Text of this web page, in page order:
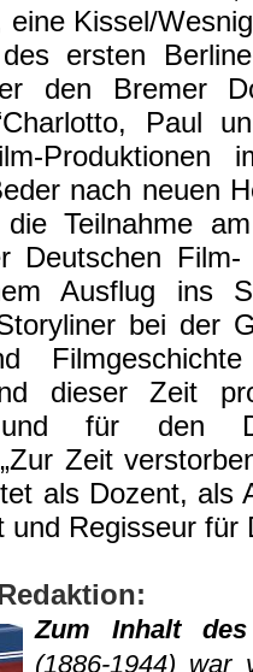
eine Kissel/
ersten
den Bremer
Paul
Produktionen
nach neuen
Teilnahme
Deutschen
Ausflug ins
bei der
dieser Zeit
und für den
Zeit
als Dozent, als
und Regisseur für
Zum Inhalt
(1886-1944) war